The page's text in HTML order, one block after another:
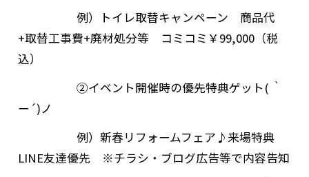
例）トイレ取替キャンペーン 商品代
+取替工事費+廃材処分等 コミコミ￥99,000（税
込）
②イベント開催時の優先特典ゲット( ｀
ー´)ノ
例）新春リフォームフェア♪来場特典
LINE友達優先 ※チラシ・ブログ広告等で内容告知